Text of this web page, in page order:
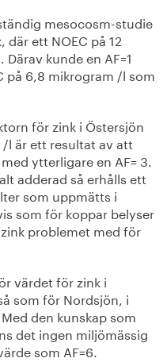
mesocosm-studie
ett NOEC på 12
kunde en AF=1
på 6,8 mikrogram /l som
för zink i Östersjön
l är ett resultat av att
ytterligare en AF= 3.
adderad så erhålls ett
som uppmätts i
som för koppar belyser
problemet med för
värdet för zink i
som för Nordsjön, i
den kunskap som
det ingen miljömässig
som AF=6.